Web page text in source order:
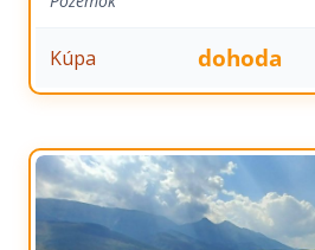
Kúpa dohoda